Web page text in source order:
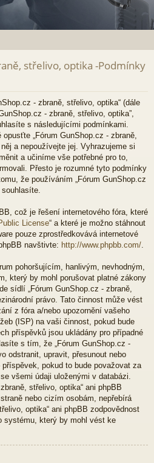
střelivo, optika -Podmínky
- zbraně, střelivo, optika“ (dále
- zbraně, střelivo, optika”,
s následujícími podmínkami.
„Fórum GunShop.cz - zbraně,
a nepoužívejte jej. Vyhrazujeme si
a učiníme vše potřebné pro to,
Přesto je rozumné tyto podmínky
že používáním „Fórum GunShop.cz
což je řešení internetového fóra, které
License“ a které je možno stáhnout
pouze zprostředkovává internetové
navštivte: http://www.phpbb.com/
pohoršujícím, hanlivým, nevhodným,
který by mohl porušovat platné zákony
sídlí „Fórum GunShop.cz - zbraně,
právo. Tato činnost může vést
z fóra a/nebo upozornění vašeho
(ISP) na vaši činnost, pokud bude
příspěvků jsou ukládány pro případné
s tím, že „Fórum GunShop.cz -
odstranit, upravit, přesunout nebo
pokud to bude považovat za
všemi údaji uloženými v databázi.
střelivo, optika“ ani phpBB
nebo cizím osobám, nepřebírá
optika“ ani phpBB zodpovědnost
systému, který by mohl vést ke